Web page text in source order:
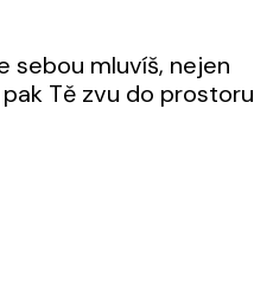
sebou mluvíš, nejen
Tě zvu do prostoru